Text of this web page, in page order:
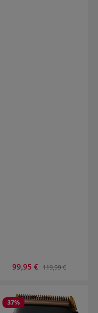
Verkaufspreis:
99,95 € Regulärer Preis:
119,99 €
37%